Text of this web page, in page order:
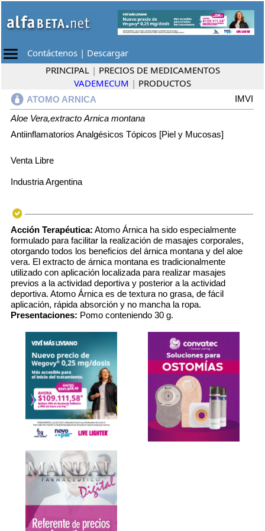
Contáctenos | Descargar
PRINCIPAL | PRECIOS DE MEDICAMENTOS
VADEMECUM | PRODUCTOS
ATOMO ARNICA
IMVI
Aloe Vera,extracto Arnica montana
Antiinflamatorios Analgésicos Tópicos [Piel y Mucosas]
Venta Libre
Industria Argentina
Acción Terapéutica: Atomo Árnica ha sido especialmente
formulado para facilitar la realización de masajes corporales,
otorgando todos los beneficios del árnica montana y del aloe
vera. El extracto de árnica montana es tradicionalmente
utilizado con aplicación localizada para realizar masajes
previos a la actividad deportiva y posterior a la actividad
deportiva. Atomo Árnica es de textura no grasa, de fácil
aplicación, rápida absorción y no mancha la ropa.
Presentaciones: Pomo conteniendo 30 g.